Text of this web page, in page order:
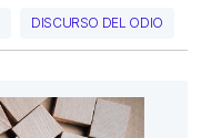
DISCURSO DEL ODIO